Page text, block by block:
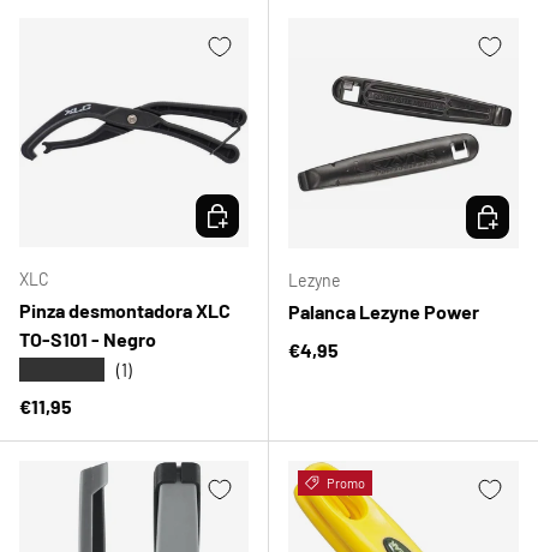
XLC
Pinza desmontadora XLC
TO-S101 - Negro
(1)
Precio normal
€11,95
ELEGIR OPCIONES
Lezyne
Palanca Lezyne Power
Precio normal
€4,95
ELEGIR
Promo